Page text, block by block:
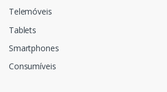
Telemóveis
Tablets
Smartphones
Consumíveis